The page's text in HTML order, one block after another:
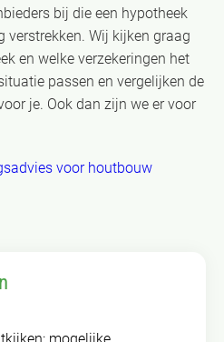
bij die een hypotheek
Wij kijken graag
en welke verzekeringen het
passen en vergelijken de
je. Ook dan zijn we er voor
voor houtbouw